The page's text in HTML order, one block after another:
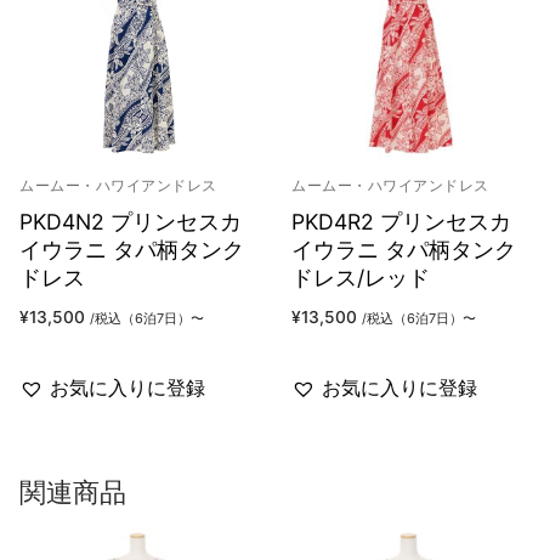
ムームー・ハワイアンドレス
PKD4N2 プリンセスカ
イウラニ タパ柄タンク
ドレス
¥13,500 /税込（6泊7日）〜
お気に入りに登録
ムームー・ハワイアンドレス
PKD4R2 プリンセスカ
イウラニ タパ柄タンク
ドレス/レッド
¥13,500 /税込（6泊7日）〜
お気に入りに登録
関連商品